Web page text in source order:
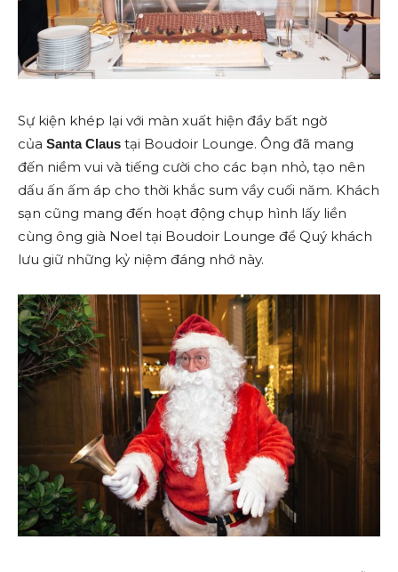
Sự kiện khép lại với màn xuất hiện đầy bất ngờ
của Santa Claus tại Boudoir Lounge. Ông đã mang
đến niềm vui và tiếng cười cho các bạn nhỏ, tạo nên
dấu ấn ấm áp cho thời khắc sum vầy cuối năm. Khách
sạn cũng mang đến hoạt động chụp hình lấy liền
cùng ông già Noel tại Boudoir Lounge để Quý khách
lưu giữ những kỷ niệm đáng nhớ này.